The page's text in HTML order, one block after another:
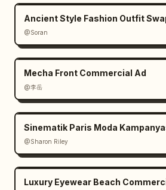
Ancient Style Fashion Outfit
@Soran
Mecha Front Commercial Ad
@李岳
Sinematik Paris Moda
@Sharon Riley
Luxury Eyewear Beach